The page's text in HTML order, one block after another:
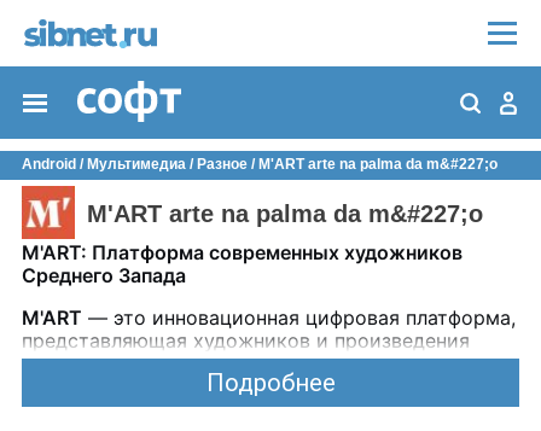
Android / Мультимедиа / Разное / M'ART arte na palma da m&#227;o
M'ART arte na palma da m&#227;o
M'ART: Платформа современных художников
Среднего Запада
M'ART — это инновационная цифровая платформа,
представляющая художников и произведения
современного искусства из регионов Среднего
Запада. Доступная через мобильные приложения и
веб-версию, она создает пространство для
Подробнее